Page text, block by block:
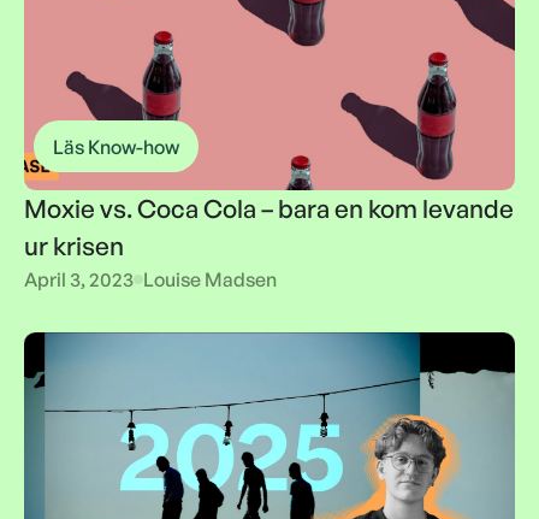
Läs Know-how
Moxie vs. Coca Cola – bara en kom levande
ur krisen
Moxie vs. Coca Cola – bara en kom levande
April 3, 2023 Louise Madsen